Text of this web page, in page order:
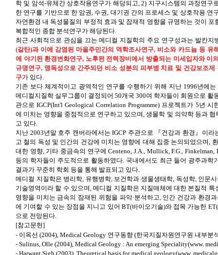
학 및 암석-유체간 상호작용연구가 해당되고, 2) 지구시스템의 과정연구
한 연구를 기반으로 한 암권, 수권, 대기권 간의 프로세스 및 상호작용 연
자연환경 내 독성물질의 부정적 효과 및 잠재적 영향을 규명하는 것이
복합적인 종합 분석연구가 해당된다.
최근 사회적으로 관심을 끄는 메디컬 지질학의 주요 연구성과는 발칸지
(갈탄)과 이에 감염된 마을주민간의 역학조사연구, 비소와 카드늄 등 유
에 야기된 환경변화연구, 노후된 전력장비에서 방출되는 미세입자와 이
규명연구, 맹독성으로 간주되던 비소 성분의 피부병 치료 및 건강보조
구가 있다.
기존 보다 체계적이고 광역적인 연구를 수행하기 위해 지난 1996년에
메디컬지질학 실무그룹이 결정되어 50개국 300여 학자들이 회원으로 활
관으로 IGCP(Int'l Geological Correlation Programme) 프로젝트가 5년
에 미치는 영향을 중점적으로 연구하고 있으며, 생물학 및 의약학 등과
고 있다.
지난 2003년말 호주 캔버라에서는 IGCP 주관으로 『건강과 환경』이
고 철의 독성 및 인간의 건강에 미치는 영향에 대해 집중 논의되었으며,
대한 영향, 기타 중금속의 연구에 Centeno, J.A., Mullick, F.G.,
등의 학자들이 주도적으로 활동하였다. 국내에서도 최근 들어 광주과학
결과가 꾸준히 학회 등을 통해 발표되고 있다.
메디컬 지질학은 병리학, 유행병학, 보건학과 생물생태학, 독성학, 인문
기술영역이라 할 수 있으며, 메디컬 지질학은 지질매체에 대한 본질적
영향을 미치는 금속의 잠재된 위험을 파악·분석하고, 인간 건강과 환경
에 기여할 수 있는 장점을 지니고 있어 BT(바이오기술)와 접목 가능한
으로 전망된다.
[참고문헌]
- 이옥선 (2004), Medical Geology 연구동향 (한국지질자원연구원 내부분
- Sulinus, Olle (2004), Medical Geology : An emerging Speciality(www.
- Harwant Sigh (2003), Theoretical basis for medical geology(www.